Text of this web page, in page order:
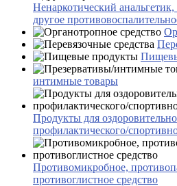
Ненаркотический
другое
интимные товары
Продукты для
профилактического/
Противомикробное,
противоглистное средство